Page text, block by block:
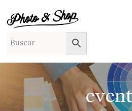
PHOTO &
Photo & Shop
INICIO
SOBRE NOSOTROS
SERVICIOS A EMPRESAS
NUESTRA EDITORIAL EM